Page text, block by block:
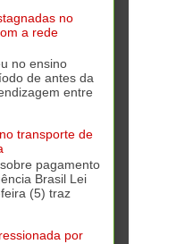
no
a rede
no ensino
de antes da
entre
transporte de
pagamento
Brasil Lei
(5) traz
por